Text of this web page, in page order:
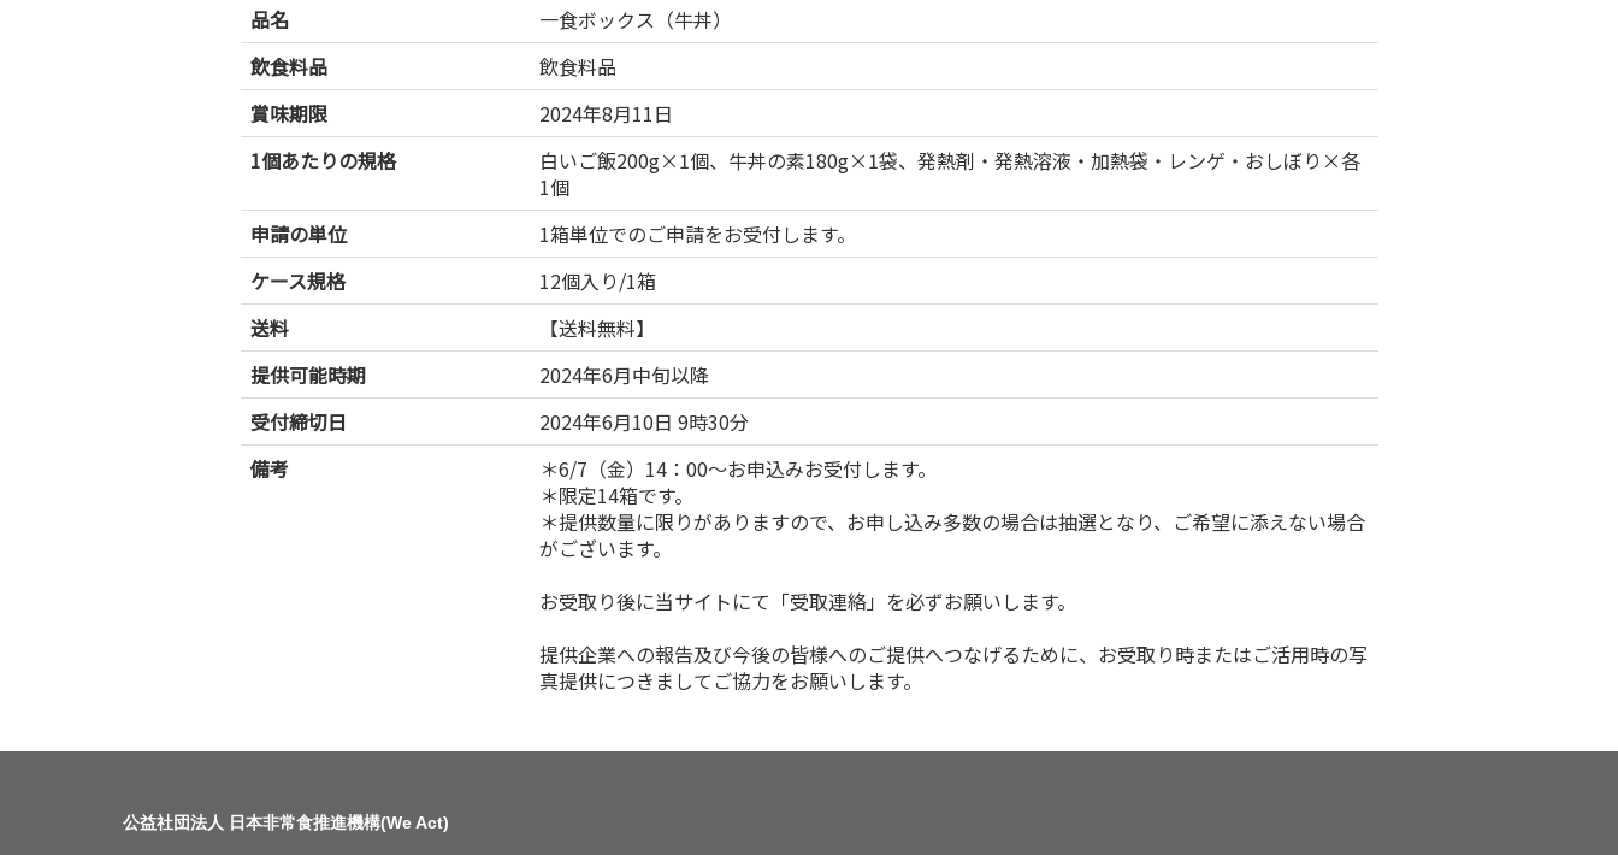
品名
一食ボックス（牛丼）
飲食料品
飲食料品
賞味期限
2024年8月11日
1個あたりの規格
白いご飯200g×1個、牛丼の素180g×1袋、発熱剤・発熱溶液・加熱袋・レンゲ・おしぼり×各
1個
申請の単位
1箱単位でのご申請をお受付します。
ケース規格
12個入り/1箱
送料
【送料無料】
提供可能時期
2024年6月中旬以降
受付締切日
2024年6月10日 9時30分
備考
＊6/7（金）14：00～お申込みお受付します。
＊限定14箱です。
＊提供数量に限りがありますので、お申し込み多数の場合は抽選となり、ご希望に添えない場合
がございます。
お受取り後に当サイトにて「受取連絡」を必ずお願いします。
提供企業への報告及び今後の皆様へのご提供へつなげるために、お受取り時またはご活用時の写
真提供につきましてご協力をお願いします。
公益社団法人 日本非常食推進機構(We Act)